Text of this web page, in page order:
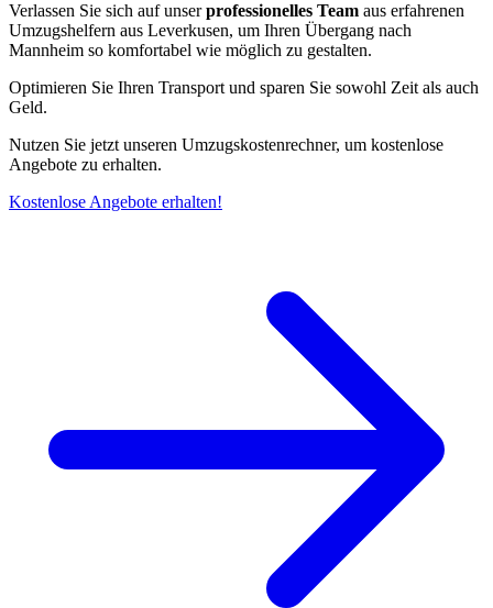
Verlassen Sie sich auf unserprofessionelles Team aus erfahrenen
Umzugshelfern aus Leverkusen, um Ihren Übergang nach
Mannheim so komfortabel wie möglich zu gestalten.
Optimieren Sie Ihren Transport und sparen Sie sowohl Zeit als auch
Geld.
Nutzen Sie jetzt unseren Umzugskostenrechner, um kostenlose
Angebote zu erhalten.
Kostenlose Angebote erhalten!